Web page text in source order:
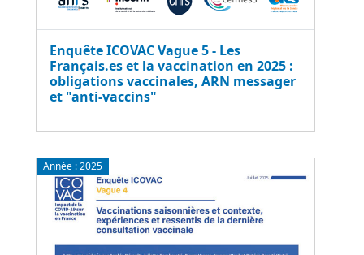
Enquête ICOVAC Vague 5 - Les
Français.es et la vaccination en 2025 :
obligations vaccinales, ARN messager
et "anti-vaccins"
Année :2025